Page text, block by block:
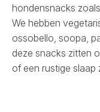
hondensnacks zoals
We hebben
ossobello, soopa,
deze snacks zitten
of een rustige slaap